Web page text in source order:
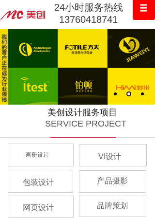
24小时服务热线
13760418741
美创设计服务项目
SERVICE PROJECT
画册设计 VI设计
产品摄影
包装设计
品牌策划
网页设计